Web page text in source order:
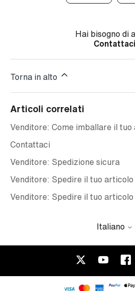
Hai bisogno di
Contattaci
Torna in alto
Articoli correlati
Venditore: Come imballare il tuo
Contattaci
Venditore: Spedizione sicura
Venditore: Spedire il tuo articolo
Venditore: Spedire il tuo articolo
Italiano